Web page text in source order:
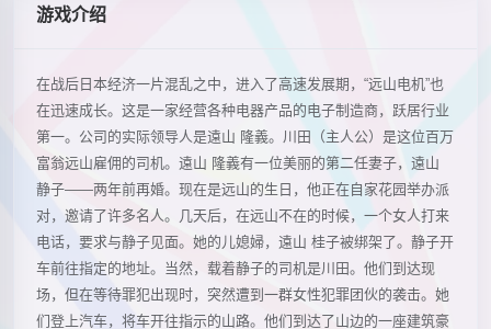
游戏介绍
在战后日本经济一片混乱之中，进入了高速发展期，“远山电机”也
在迅速成长。这是一家经营各种电器产品的电子制造商，跃居行业
第一。公司的实际领导人是遠山 隆義。川田（主人公）是这位百万
富翁远山雇佣的司机。遠山 隆義有一位美丽的第二任妻子，遠山
静子——两年前再婚。现在是远山的生日，他正在自家花园举办派
对，邀请了许多名人。几天后，在远山不在的时候，一个女人打来
电话，要求与静子见面。她的儿媳婦，遠山 桂子被绑架了。静子开
车前往指定的地址。当然，载着静子的司机是川田。他们到达现
场，但在等待罪犯出现时，突然遭到一群女性犯罪团伙的袭击。她
们登上汽车，将车开往指示的山路。他们到达了山边的一座建筑豪